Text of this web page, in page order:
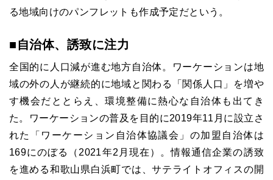
る地域向けのパンフレットも作成予定だという。
■自治体、誘致に注力
全国的に人口減が進む地方自治体。ワーケーションは地
域の外の人が継続的に地域と関わる「関係人口」を増や
す機会だととらえ、環境整備に熱心な自治体も出てき
た。ワーケーションの普及を目的に2019年11月に設立さ
れた「ワーケーション自治体協議会」の加盟自治体は
169にのぼる（2021年2月現在）。情報通信企業の誘致
を進める和歌山県白浜町では、サテライトオフィスの開